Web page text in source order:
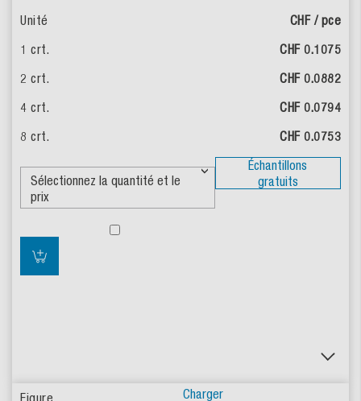
CHF / pce
CHF 0.1075
CHF 0.0882
CHF 0.0794
CHF 0.0753
Échantillons
gratuits
Charger